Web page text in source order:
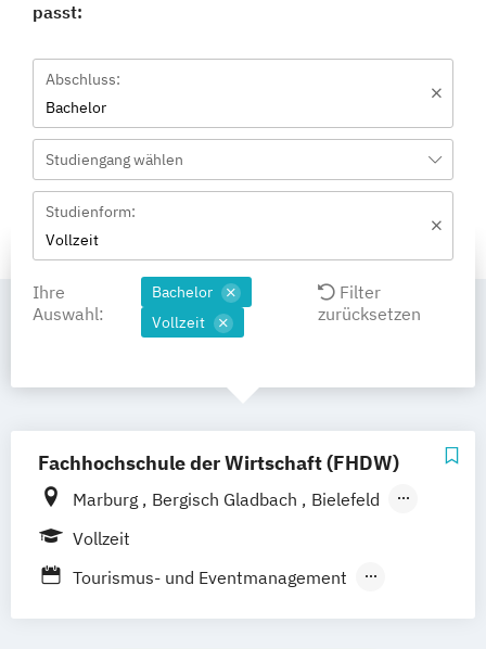
passt:
Abschluss:
Bachelor
Studiengang wählen
Studienform:
Vollzeit
Ihre
Auswahl:
Bachelor
Vollzeit
Filter
zurücksetzen
Fachhochschule der Wirtschaft (FHDW)
Marburg Bergisch Gladbach
Bielefeld
Mettmann
Vollzeit
Tourismus- und Eventmanagement